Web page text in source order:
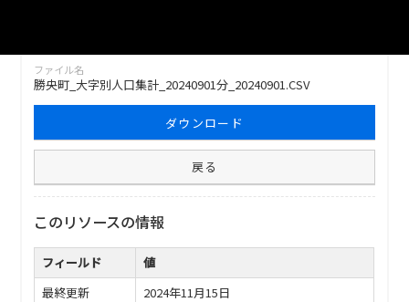
ファイル名
勝央町_大字別人口集計_20240901分_20240901.CSV
ダウンロード
戻る
このリソースの情報
フィールド
値
最終更新
2024年11月15日